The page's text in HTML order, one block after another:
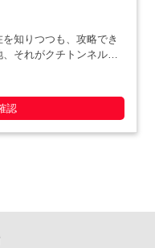
知りつつも、攻略でき
それがクチトンネルで
リカ軍を撃退にまで追
の暮らしぶりを追体験
後か・・・・・
認